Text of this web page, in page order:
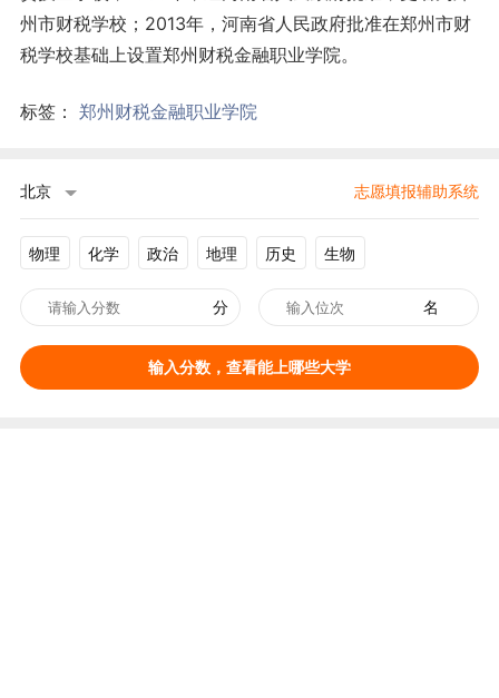
州市财税学校；2013年，河南省人民政府批准在郑州市财
税学校基础上设置郑州财税金融职业学院。
标签： 郑州财税金融职业学院
北京 志愿填报辅助系统
物理 化学 政治 地理 历史 生物
分 名
输入分数，查看能上哪些大学